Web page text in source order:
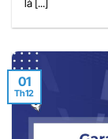
là [...]
01
Th12